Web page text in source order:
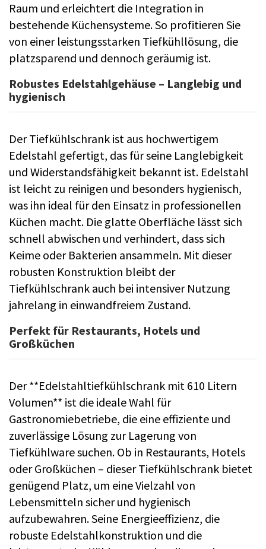
Raum und erleichtert die Integration in
bestehende Küchensysteme. So profitieren Sie
von einer leistungsstarken Tiefkühllösung, die
platzsparend und dennoch geräumig ist.
Robustes Edelstahlgehäuse – Langlebig und
hygienisch
Der Tiefkühlschrank ist aus hochwertigem
Edelstahl gefertigt, das für seine Langlebigkeit
und Widerstandsfähigkeit bekannt ist. Edelstahl
ist leicht zu reinigen und besonders hygienisch,
was ihn ideal für den Einsatz in professionellen
Küchen macht. Die glatte Oberfläche lässt sich
schnell abwischen und verhindert, dass sich
Keime oder Bakterien ansammeln. Mit dieser
robusten Konstruktion bleibt der
Tiefkühlschrank auch bei intensiver Nutzung
jahrelang in einwandfreiem Zustand.
Perfekt für Restaurants, Hotels und
Großküchen
Der **Edelstahltiefkühlschrank mit 610 Litern
Volumen** ist die ideale Wahl für
Gastronomiebetriebe, die eine effiziente und
zuverlässige Lösung zur Lagerung von
Tiefkühlware suchen. Ob in Restaurants, Hotels
oder Großküchen – dieser Tiefkühlschrank bietet
genügend Platz, um eine Vielzahl von
Lebensmitteln sicher und hygienisch
aufzubewahren. Seine Energieeffizienz, die
robuste Edelstahlkonstruktion und die